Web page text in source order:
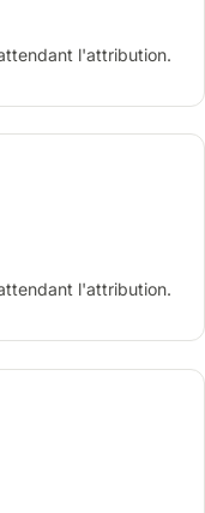
l'attribution.
l'attribution.